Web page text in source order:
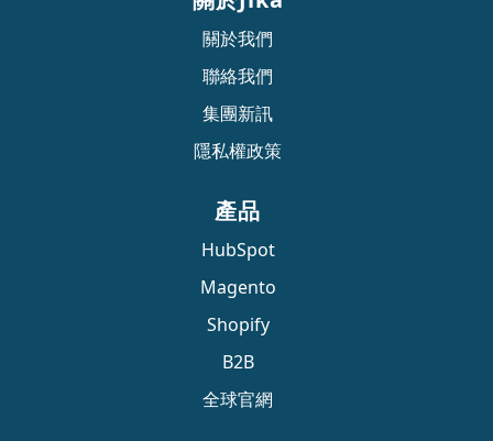
關於我們
聯絡我們
集團新訊
隱私權政策
產品
HubSpot
Magento
Shopify
B2B
全球官網